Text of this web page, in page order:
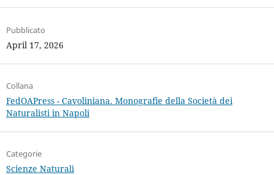
Pubblicato
April 17, 2026
Collana
FedOAPress - Cavoliniana. Monografie della Società dei
Naturalisti in Napoli
Categorie
Scienze Naturali